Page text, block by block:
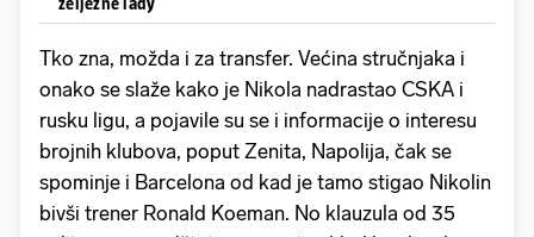
Tko zna, možda i za transfer. Većina stručnjaka i
onako se slaže kako je Nikola nadrastao CSKA i
rusku ligu, a pojavile su se i informacije o interesu
brojnih klubova, poput Zenita, Napolija, čak se
spominje i Barcelona od kad je tamo stigao Nikolin
bivši trener Ronald Koeman. No klauzula od 35